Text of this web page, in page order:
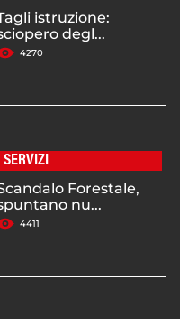
istruzione:
degl...
4270
SERVIZI
Forestale,
nu...
4411